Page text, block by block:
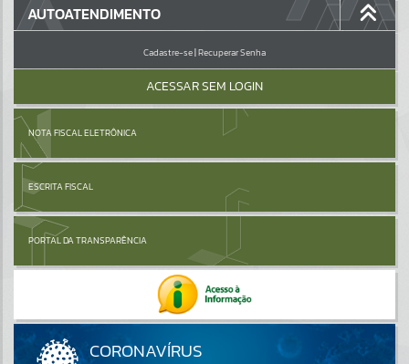
GALERIAS
Por favor, aguarde...
AUTOATENDIMENTO
Cadastre-se|Recuperar Senha
ACESSAR SEM LOGIN
NOTA FISCAL ELETRÔNICA
ESCRITA FISCAL
PORTAL DA TRANSPARÊNCIA